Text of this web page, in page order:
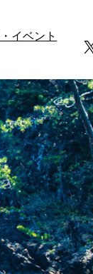
イベント X